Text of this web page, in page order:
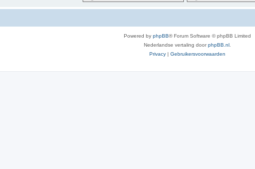
Powered by phpBB® Forum Software © phpBB Limited
Nederlandse vertaling doorphpBB.nl
Privacy | Gebruikersvoorwaarden